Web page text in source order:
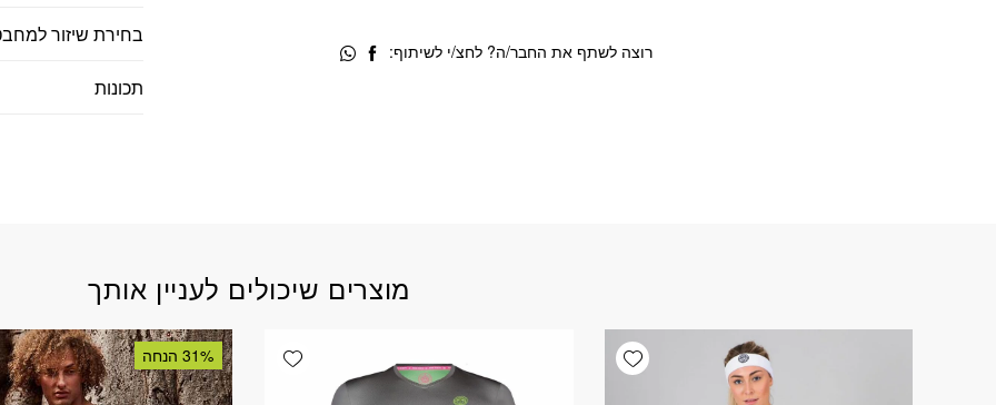
בחירת שיזור
תכונות
רוצה לשתף את החבר/ה? לחצ/י לשיתוף:
מוצרים שיכולים לעניין אותך
Add wishlist
Add wishlist31% הנחה